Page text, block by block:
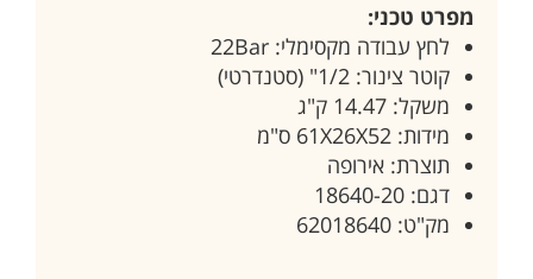
מפרט טכני:
לחץ עבודה מקסימלי: 22Bar
קוטר צינור: 1/2" (סטנדרטי)
משקל: 14.47 ק"ג
מידות: 61X26X52 ס"מ
תוצרת: אירופה
דגם: 18640-20
מק"ט: 62018640